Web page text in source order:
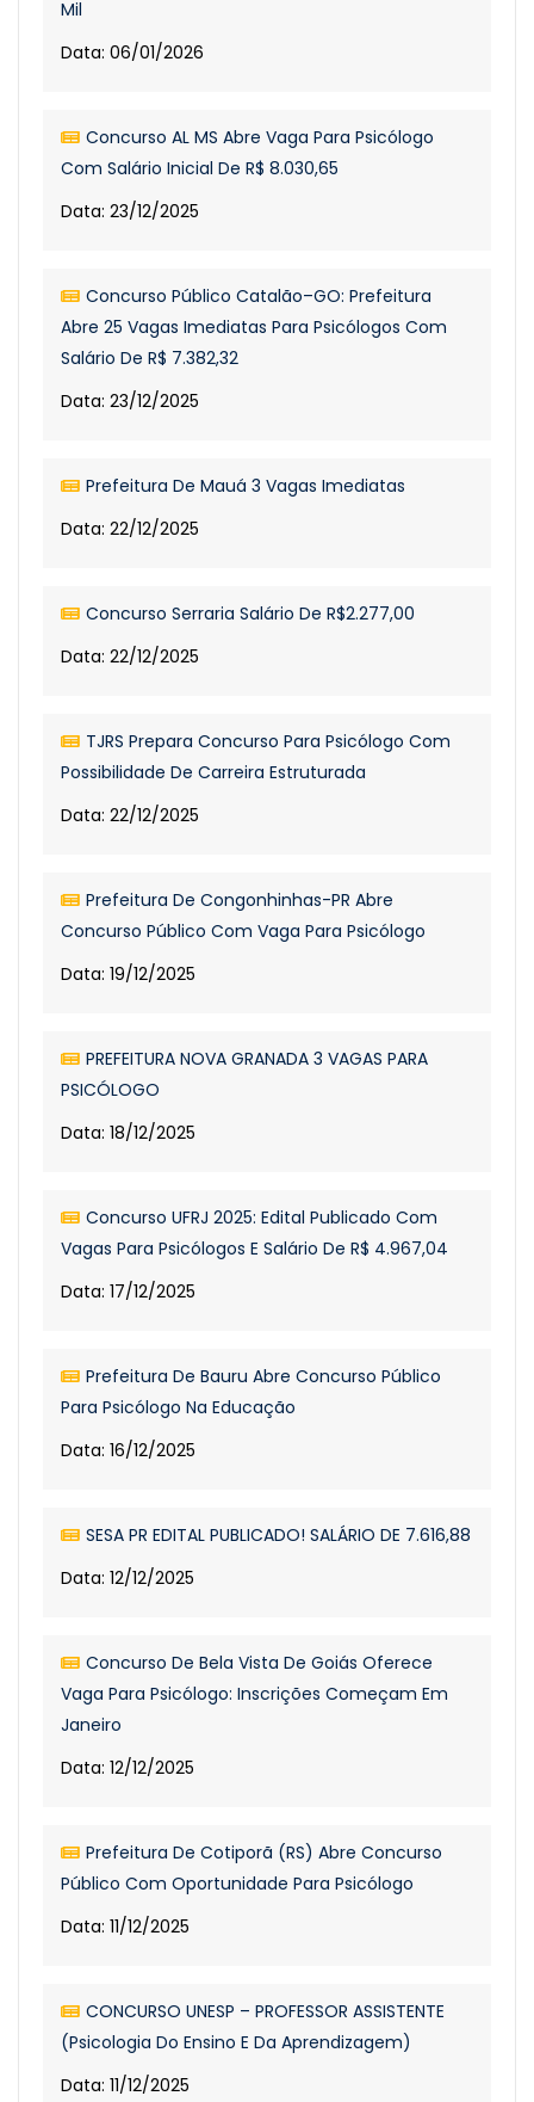
Mil
Data: 06/01/2026
Concurso AL MS Abre Vaga Para Psicólogo
Com Salário Inicial De R$ 8.030,65
Data: 23/12/2025
Concurso Público Catalão–GO: Prefeitura
Abre 25 Vagas Imediatas Para Psicólogos Com
Salário De R$ 7.382,32
Data: 23/12/2025
Prefeitura De Mauá 3 Vagas Imediatas
Data: 22/12/2025
Concurso Serraria Salário De R$2.277,00
Data: 22/12/2025
TJRS Prepara Concurso Para Psicólogo Com
Possibilidade De Carreira Estruturada
Data: 22/12/2025
Prefeitura De Congonhinhas-PR Abre
Concurso Público Com Vaga Para Psicólogo
Data: 19/12/2025
PREFEITURA NOVA GRANADA 3 VAGAS PARA
PSICÓLOGO
Data: 18/12/2025
Concurso UFRJ 2025: Edital Publicado Com
Vagas Para Psicólogos E Salário De R$ 4.967,04
Data: 17/12/2025
Prefeitura De Bauru Abre Concurso Público
Para Psicólogo Na Educação
Data: 16/12/2025
SESA PR EDITAL PUBLICADO! SALÁRIO DE 7.616,88
Data: 12/12/2025
Concurso De Bela Vista De Goiás Oferece
Vaga Para Psicólogo: Inscrições Começam Em
Janeiro
Data: 12/12/2025
Prefeitura De Cotiporã (RS) Abre Concurso
Público Com Oportunidade Para Psicólogo
Data: 11/12/2025
CONCURSO UNESP – PROFESSOR ASSISTENTE
(Psicologia Do Ensino E Da Aprendizagem)
Data: 11/12/2025